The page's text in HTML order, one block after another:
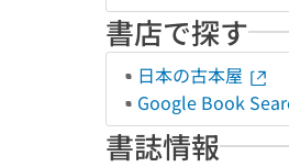
書店で探す
日本の古本屋
Google Book
書誌情報